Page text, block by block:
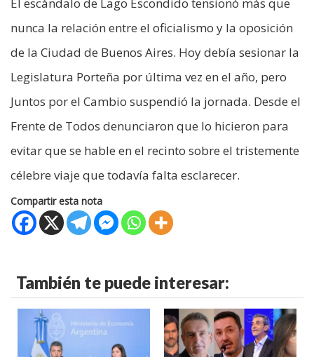
nunca la relación entre el oficialismo y la oposición
de la Ciudad de Buenos Aires. Hoy debía sesionar la
Legislatura Porteña por última vez en el año, pero
Juntos por el Cambio suspendió la jornada. Desde el
Frente de Todos denunciaron que lo hicieron para
evitar que se hable en el recinto sobre el tristemente
célebre viaje que todavía falta esclarecer.
Compartir esta nota
También te puede interesar: